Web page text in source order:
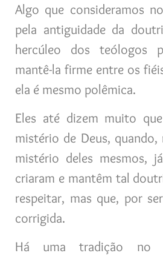
Algo que consideramos
pela antiguidade da
hercúleo dos teólogos
mantê-la firme entre os
ela é mesmo polêmica.
Eles até dizem muito
mistério de Deus, quando,
mistério deles mesmos,
criaram e mantêm tal
respeitar, mas que, por
corrigida.
Há uma tradição no